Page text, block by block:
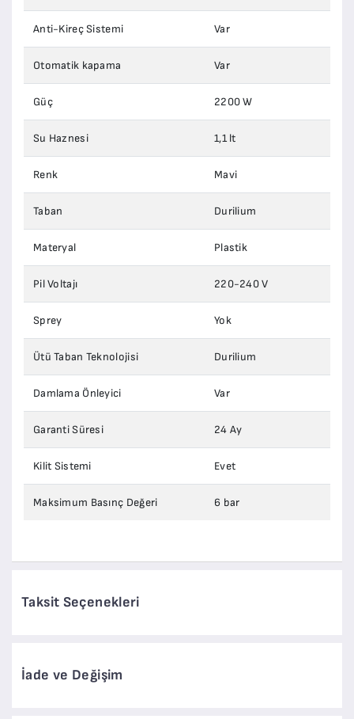
Anti-Kireç Sistemi Var
Otomatik kapama Var
Güç 2200 W
Su Haznesi 1,1 lt
Renk Mavi
Taban Durilium
Materyal Plastik
Pil Voltajı 220-240 V
Sprey Yok
Ütü Taban Teknolojisi Durilium
Damlama Önleyici Var
Garanti Süresi 24 Ay
Kilit Sistemi Evet
Maksimum Basınç Değeri 6 bar
Taksit Seçenekleri
İade ve Değişim